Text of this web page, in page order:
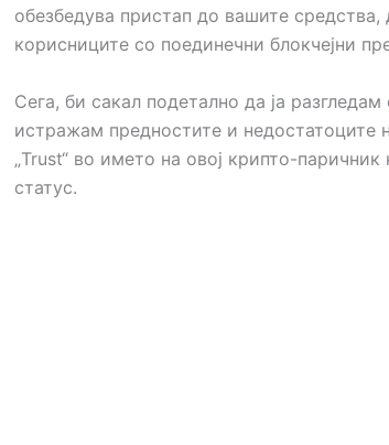
обезбедува пристап до вашите средства,
корисниците со поединечни блокчејни
Сега, би сакал подетално да ја
истражам предностите и недостатоците
„Trust“ во името на овој крипто-
статус.